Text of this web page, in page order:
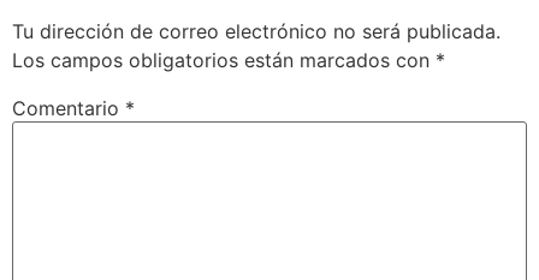
Tu dirección de correo electrónico no será publicada.
Los campos obligatorios están marcados con *
Comentario *